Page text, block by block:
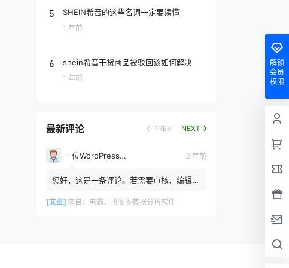
5 SHEIN希音的这些名词一定要读懂
1 年前
6 shein希音干货商品被驳回该如何解决
1 年前
最新评论 PREV NEXT
一位WordPress评论者 2 年前
您好，这是一条评论。若需要审核、编辑或
者头像来自 Gravatar。
[文章] 来自： 电霸，拼多多数据分析软件
解锁
会员
权限